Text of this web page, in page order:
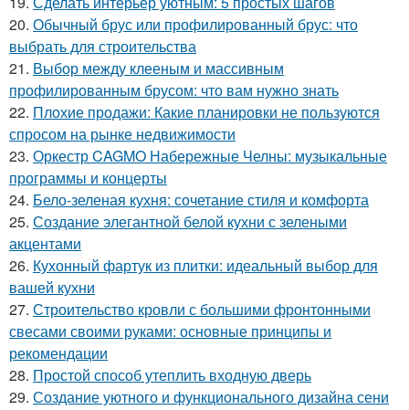
20. Обычный брус или профилированный брус: что
выбрать для строительства
21. Выбор между клееным и массивным
профилированным брусом: что вам нужно знать
22. Плохие продажи: Какие планировки не пользуются
спросом на рынке недвижимости
23. Оркестр CAGMO Набережные Челны: музыкальные
программы и концерты
24. Бело-зеленая кухня: сочетание стиля и комфорта
25. Создание элегантной белой кухни с зелеными
акцентами
26. Кухонный фартук из плитки: идеальный выбор для
вашей кухни
27. Строительство кровли с большими фронтонными
свесами своими руками: основные принципы и
рекомендации
28. Простой способ утеплить входную дверь
29. Создание уютного и функционального дизайна сени